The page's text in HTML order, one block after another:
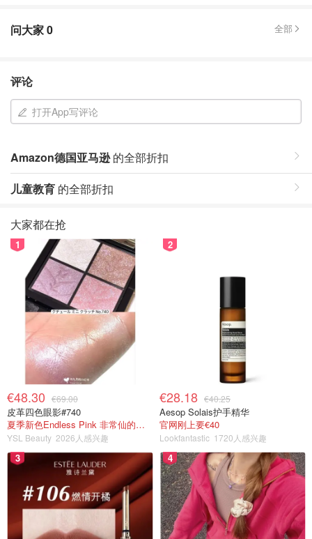
问大家0 全部
评论
打开App写评论
Amazon德国亚马逊的全部折扣
儿童教育 的全部折扣
大家都在抢
1
€48.30 €69.00
皮革四色眼影#740
夏季新色Endless Pink 非常仙的亮片盘！
YSL Beauty 2026人感兴趣
2
€28.18 €40.25
Aesop Solais护手精华
官网刚上要€40
Lookfantastic 1720人感兴趣
3 4